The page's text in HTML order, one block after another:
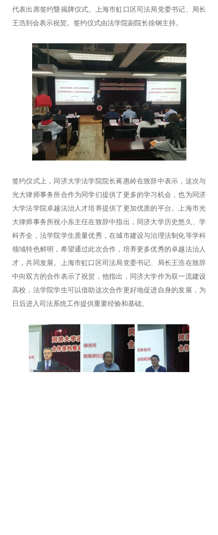
代表出席签约暨揭牌仪式。上海市虹口区司法局党委书记、局长
王浩到会表示祝贺。签约仪式由法学院副院长徐钢主持。
签约仪式上，同济大学法学院院长蒋惠岭在致辞中表示，这次与
光大律师事务所合作为同学们提供了更多的学习机会，也为同济
大学法学院卓越法治人才培养提供了更加优质的平台。上海市光
大律师事务所祝小东主任在致辞中指出，同济大学历史悠久、学
科齐全，法学院学生质量优秀，在城市建设与治理法制化等学科
领域特色鲜明，希望通过此次合作，培养更多优秀的卓越法治人
才，共同发展。上海市虹口区司法局党委书记、局长王浩在致辞
中向双方的合作表示了祝贺，他指出，同济大学作为双一流建设
高校，法学院学生可以借助这次合作更好地促进自身的发展，为
日后进入司法系统工作提供重要经验和基础。